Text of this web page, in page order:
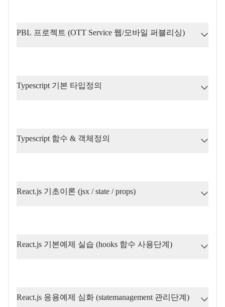
PBL 프로젝트 (OTT Service 웹/모바일 퍼블리싱)
Typescript 기본 타입정의
Typescript 함수 & 객체정의
React.js 기초이론 (jsx / state / props)
React.js 기본예제 실습 (hooks 함수 사용단계)
React.js 응용예제 심화 (statemanagement 관리단계)